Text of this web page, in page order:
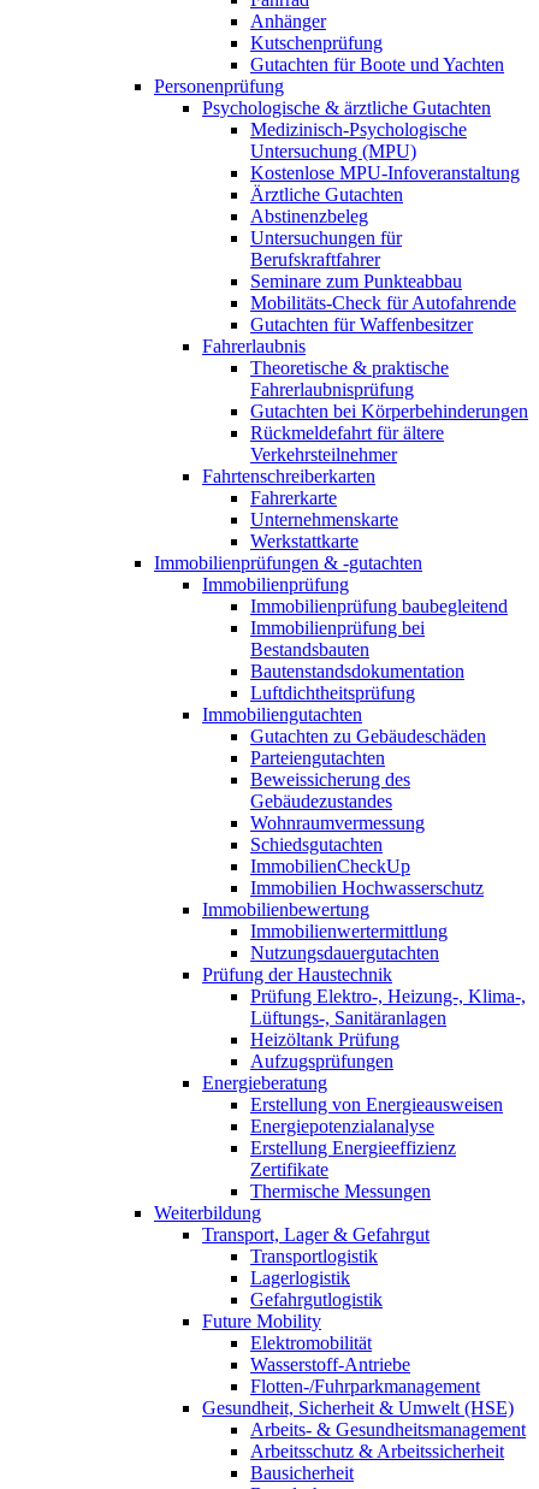
Anhänger
Kutschenprüfung
Gutachten für Boote und Yachten
Personenprüfung
Psychologische & ärztliche Gutachten
Medizinisch-Psychologische
Untersuchung (MPU)
Kostenlose MPU-Infoveranstaltung
Ärztliche Gutachten
Abstinenzbeleg
Untersuchungen für
Berufskraftfahrer
Seminare zum Punkteabbau
Mobilitäts-Check für Autofahrende
Gutachten für Waffenbesitzer
Fahrerlaubnis
Theoretische & praktische
Fahrerlaubnisprüfung
Gutachten bei Körperbehinderungen
Rückmeldefahrt für ältere
Verkehrsteilnehmer
Fahrtenschreiberkarten
Fahrerkarte
Unternehmenskarte
Werkstattkarte
Immobilienprüfungen & -gutachten
Immobilienprüfung
Immobilienprüfung baubegleitend
Immobilienprüfung bei
Bestandsbauten
Bautenstandsdokumentation
Luftdichtheitsprüfung
Immobiliengutachten
Gutachten zu Gebäudeschäden
Parteiengutachten
Beweissicherung des
Gebäudezustandes
Wohnraumvermessung
Schiedsgutachten
ImmobilienCheckUp
Immobilien Hochwasserschutz
Immobilienbewertung
Immobilienwertermittlung
Nutzungsdauergutachten
Prüfung der Haustechnik
Prüfung Elektro-, Heizung-, Klima-,
Lüftungs-, Sanitäranlagen
Heizöltank Prüfung
Aufzugsprüfungen
Energieberatung
Erstellung von Energieausweisen
Energiepotenzialanalyse
Erstellung Energieeffizienz
Zertifikate
Thermische Messungen
Weiterbildung
Transport, Lager & Gefahrgut
Transportlogistik
Lagerlogistik
Gefahrgutlogistik
Future Mobility
Elektromobilität
Wasserstoff-Antriebe
Flotten-/Fuhrparkmanagement
Gesundheit, Sicherheit & Umwelt (HSE)
Arbeits- & Gesundheitsmanagement
Arbeitsschutz & Arbeitssicherheit
Bausicherheit